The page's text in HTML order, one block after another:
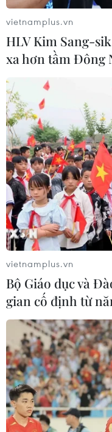
#Sữa Danlait #Hội
#Triển lãm SIAL
Theo dõi VietnamPlus
TIN LIÊN QUAN
vietnamplus.vn
HLV Kim Sang-
xa hơn tầm Đông
vietnamplus.vn
Bộ Giáo dục và
gian cố định từ